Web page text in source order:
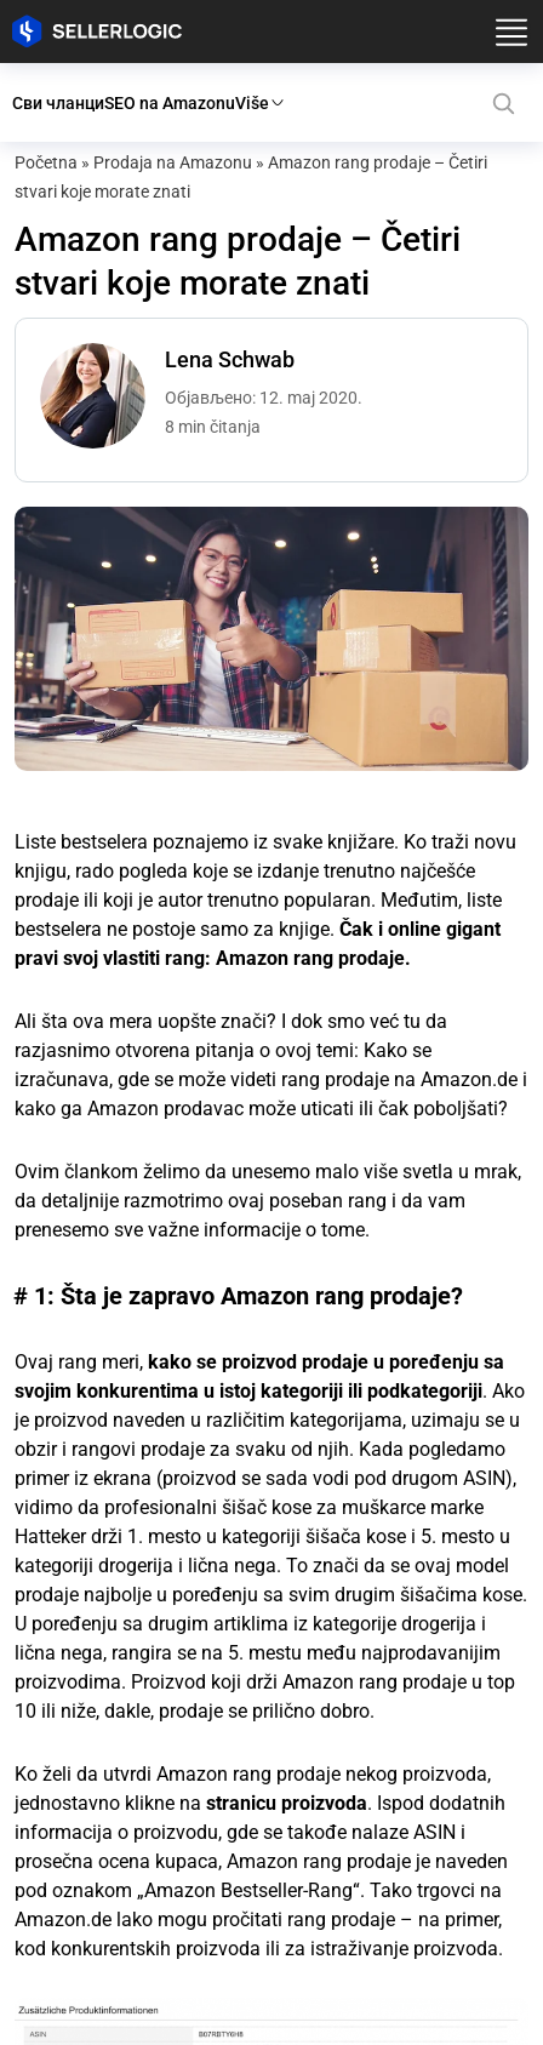
Сви чланциSEO na AmazonuViše
Početna » Prodaja na Amazonu » Amazon rang prodaje – Četiri
stvari koje morate znati
Amazon rang prodaje – Četiri
stvari koje morate znati
Lena Schwab
Објављено: 12. maj 2020.
8 min čitanja
Liste bestselera poznajemo iz svake knjižare. Ko traži novu
knjigu, rado pogleda koje se izdanje trenutno najčešće
prodaje ili koji je autor trenutno popularan. Međutim, liste
bestselera ne postoje samo za knjige. Čak i online gigant
pravi svoj vlastiti rang: Amazon rang prodaje.
Ali šta ova mera uopšte znači? I dok smo već tu da
razjasnimo otvorena pitanja o ovoj temi: Kako se
izračunava, gde se može videti rang prodaje na Amazon.de i
kako ga Amazon prodavac može uticati ili čak poboljšati?
Ovim člankom želimo da unesemo malo više svetla u mrak,
da detaljnije razmotrimo ovaj poseban rang i da vam
prenesemo sve važne informacije o tome.
# 1: Šta je zapravo Amazon rang prodaje?
Ovaj rang meri, kako se proizvod prodaje u poređenju sa
svojim konkurentima u istoj kategoriji ili podkategoriji. Ako
je proizvod naveden u različitim kategorijama, uzimaju se u
obzir i rangovi prodaje za svaku od njih. Kada pogledamo
primer iz ekrana (proizvod se sada vodi pod drugom ASIN),
vidimo da profesionalni šišač kose za muškarce marke
Hatteker drži 1. mesto u kategoriji šišača kose i 5. mesto u
kategoriji drogerija i lična nega. To znači da se ovaj model
prodaje najbolje u poređenju sa svim drugim šišačima kose.
U poređenju sa drugim artiklima iz kategorije drogerija i
lična nega, rangira se na 5. mestu među najprodavanijim
proizvodima. Proizvod koji drži Amazon rang prodaje u top
10 ili niže, dakle, prodaje se prilično dobro.
Ko želi da utvrdi Amazon rang prodaje nekog proizvoda,
jednostavno klikne na stranicu proizvoda. Ispod dodatnih
informacija o proizvodu, gde se takođe nalaze ASIN i
prosečna ocena kupaca, Amazon rang prodaje je naveden
pod oznakom „Amazon Bestseller-Rang“. Tako trgovci na
Amazon.de lako mogu pročitati rang prodaje – na primer,
kod konkurentskih proizvoda ili za istraživanje proizvoda.